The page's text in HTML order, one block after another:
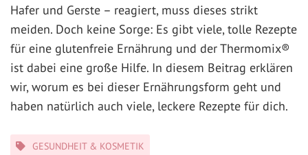
Hafer und Gerste – reagiert, muss dieses strikt
meiden. Doch keine Sorge: Es gibt viele, tolle Rezepte
für eine glutenfreie Ernährung und der Thermomix®
ist dabei eine große Hilfe. In diesem Beitrag erklären
wir, worum es bei dieser Ernährungsform geht und
haben natürlich auch viele, leckere Rezepte für dich.
Kategorien
GESUNDHEIT & KOSMETIK